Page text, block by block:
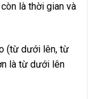
là thời gian và
(từ dưới lên, từ
là từ dưới lên